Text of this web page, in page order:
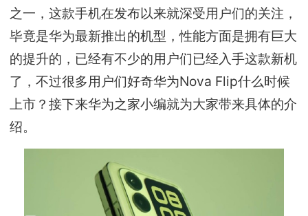
之一，这款手机在发布以来就深受用户们的关注，
毕竟是华为最新推出的机型，性能方面是拥有巨大
的提升的，已经有不少的用户们已经入手这款新机
了，不过很多用户们好奇华为Nova Flip什么时候
上市？接下来华为之家小编就为大家带来具体的介
绍。